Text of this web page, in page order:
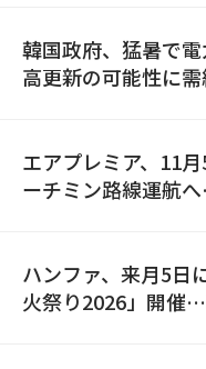
韓国政府、猛暑で
高更新の可能性に
エアプレミア、11
ーチミン路線運航
ハンファ、来月5日
火祭り2026」開催